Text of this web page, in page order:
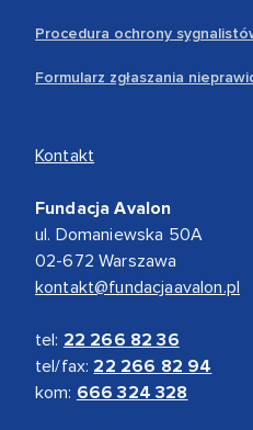
Procedura ochrony
Formularz zgłaszania
Kontakt
Fundacja Avalon
ul. Domaniewska 50A
02-672 Warszawa
kontakt@fundacjaavalon.pl
tel: 22 266 82 36
tel/fax: 22 266 82 94
kom: 666 324 328